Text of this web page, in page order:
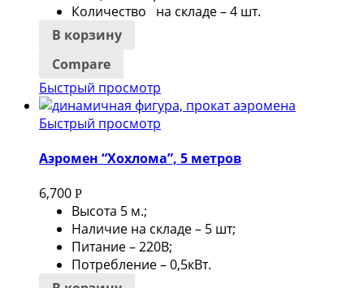
Количество на складе – 4 шт.
В корзину
Compare
Быстрый просмотр
Быстрый просмотр
Аэромен “Хохлома”, 5 метров
6,700 Р
Высота 5 м.;
Наличие на складе – 5 шт;
Питание – 220В;
Потребление – 0,5кВт.